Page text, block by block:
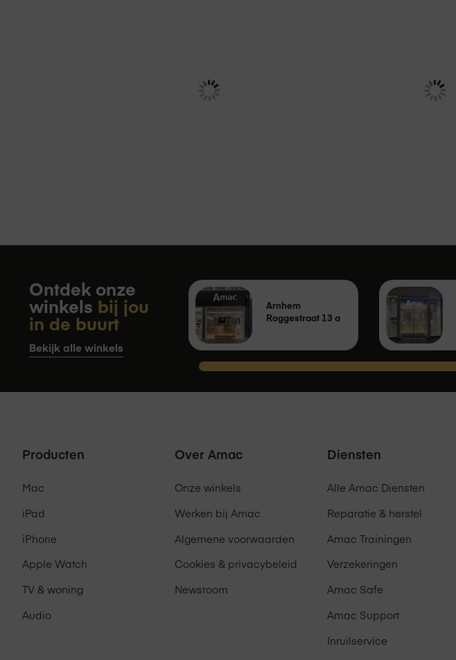
Ontdek onze
winkels bij jou
in de buurt
Bekijk alle winkels
Arnhem
Roggestraat 13 a
Producten
Mac
iPad
iPhone
Apple Watch
TV & woning
Audio
Over Amac
Onze winkels
Werken bij Amac
Algemene voorwaarden
Cookies & privacybeleid
Newsroom
Diensten
Alle Amac Diensten
Reparatie & herstel
Amac Trainingen
Verzekeringen
Amac Safe
Amac Support
Inruilservice